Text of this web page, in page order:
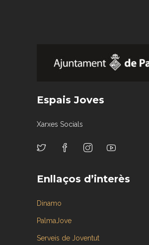
Espais Joves
Xarxes Socials
Enllaços d’interès
Dinamo
PalmaJove
Serveis de Joventut